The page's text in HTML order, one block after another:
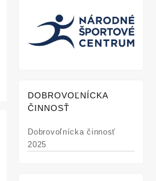
DOBROVOĽNÍCKA
ČINNOSŤ
Dobrovoľnícka činnosť
2025